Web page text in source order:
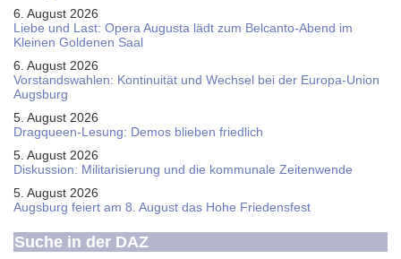
6. August 2026
Liebe und Last: Opera Augusta lädt zum Belcanto-Abend im
Kleinen Goldenen Saal
6. August 2026
Vorstandswahlen: Kontinuität und Wechsel bei der Europa-Union
Augsburg
5. August 2026
Dragqueen-Lesung: Demos blieben friedlich
5. August 2026
Diskussion: Mi­li­ta­ri­sie­rung und die kommunale Zeitenwende
5. August 2026
Augsburg feiert am 8. August das Hohe Friedensfest
Suche in der DAZ